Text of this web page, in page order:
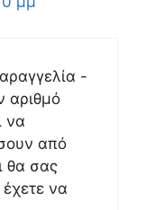
-
αριθμό
να
από
θα σας
να